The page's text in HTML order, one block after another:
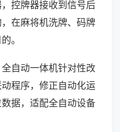
控牌器接收到信号后
在麻将机洗牌、码牌
。
自动一体机针对性改
程序，修正自动化运
据，适配全自动设备